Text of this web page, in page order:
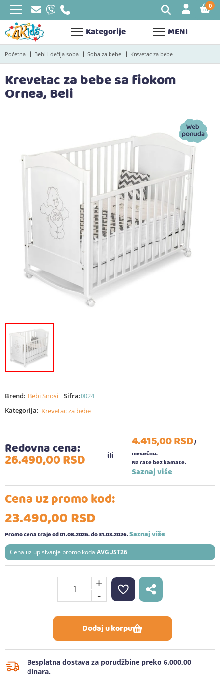
Kategorije MENI
0
Početna Bebi i dečija soba Soba za bebe Krevetac za bebe
Krevetac za bebe sa fiokom
Ornea, Beli
Brend: Bebi Snovi Šifra:0024
Kategorija: Krevetac za bebe
Redovna cena:
26.490,00RSD
4.415,00RSD/
mesečno.
Na rate bez kamate.
Saznaj više
Cena uz promo kod:
23.490,00RSD
Promo cena traje od 01.08.2026.do 31.08.2026.Saznaj više
Cena uz upisivanje promo koda AVGUST26
+
-
Dodaj u korpu
Besplatna dostava za porudžbine preko 6.000,00
dinara.